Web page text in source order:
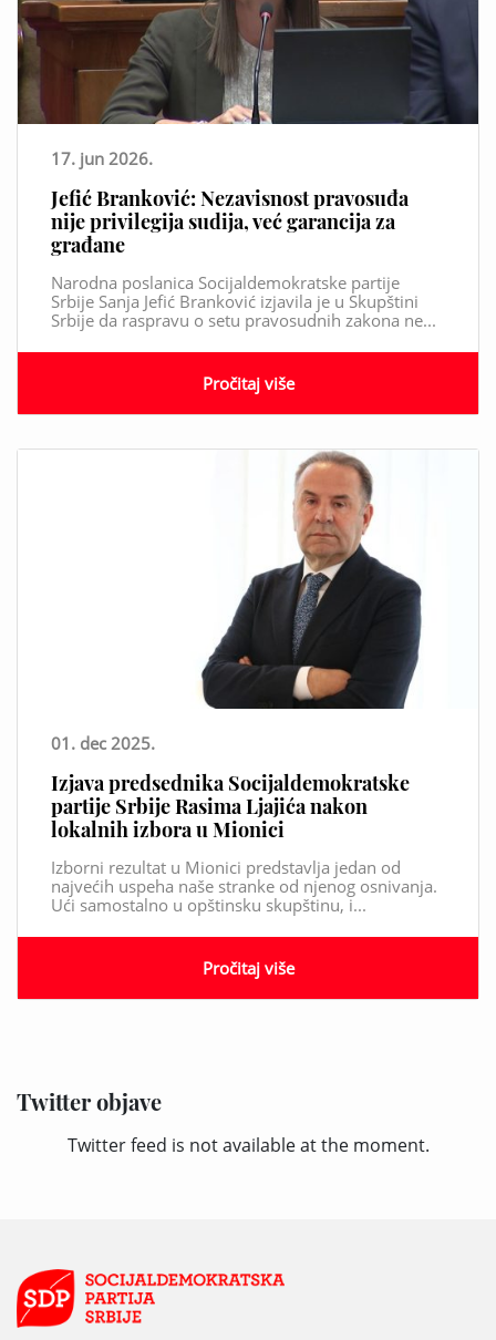
Twitter objave
Twitter feed is not available at the moment.
17. jun 2026.
Jefić Branković: Nezavisnost pravosuđa
nije privilegija sudija, već garancija za
građane
Narodna poslanica Socijaldemokratske partije
Srbije Sanja Jefić Branković izjavila je u Skupštini
Srbije da raspravu o setu pravosudnih zakona ne...
Pročitaj više
01. dec 2025.
Izjava predsednika Socijaldemokratske
partije Srbije Rasima Ljajića nakon
lokalnih izbora u Mionici
Izborni rezultat u Mionici predstavlja jedan od
najvećih uspeha naše stranke od njenog osnivanja.
Ući samostalno u opštinsku skupštinu, i...
Pročitaj više